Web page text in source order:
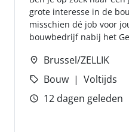
grote interesse in de
misschien dé job voor
bouwbedrijf nabij het
Brussel/ZELLIK
Bouw
Voltijds
12 dagen geleden